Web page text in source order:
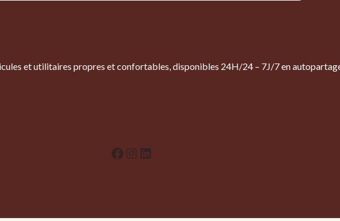
et utilitaires propres et confortables, disponibles 24H/24 – 7J/7 en
Facebook Instagram LinkedIn